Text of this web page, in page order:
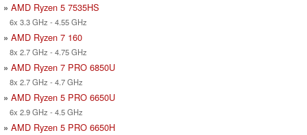
» AMD Ryzen 5 7535HS
6x 3.3 GHz - 4.55 GHz
» AMD Ryzen 7 160
8x 2.7 GHz - 4.75 GHz
» AMD Ryzen 7 PRO 6850U
8x 2.7 GHz - 4.7 GHz
» AMD Ryzen 5 PRO 6650U
6x 2.9 GHz - 4.5 GHz
» AMD Ryzen 5 PRO 6650H